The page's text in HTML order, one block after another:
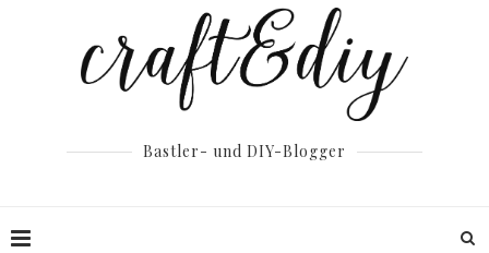
Bastler- und DIY-Blogger